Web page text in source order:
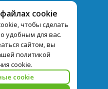
cookie
чтобы сделать
удобным для вас.
сайтом, вы
политикой
cookie.
cookie